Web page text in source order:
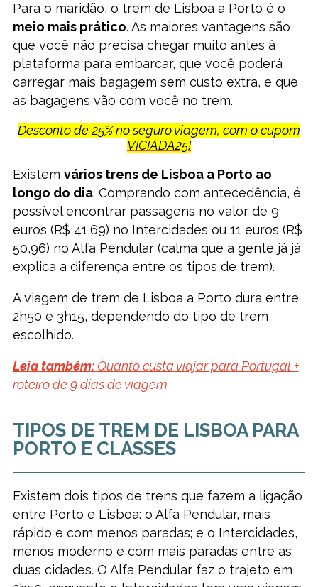
Para o maridão, o trem de Lisboa a Porto é o
meio mais prático. As maiores vantagens são
que você não precisa chegar muito antes à
plataforma para embarcar, que você poderá
carregar mais bagagem sem custo extra, e que
as bagagens vão com você no trem.
Desconto de 25% no seguro viagem, com o cupom
VICIADA25!
Existem vários trens de Lisboa a Porto ao
longo do dia. Comprando com antecedência, é
possível encontrar passagens no valor de 9
euros (R$ 41,69) no Intercidades ou 11 euros (R$
50,96) no Alfa Pendular (calma que a gente já já
explica a diferença entre os tipos de trem).
A viagem de trem de Lisboa a Porto dura entre
2h50 e 3h15, dependendo do tipo de trem
escolhido.
Leia também:Quanto custa viajar para Portugal +
roteiro de 9 dias de viagem
TIPOS DE TREM DE LISBOA PARA
PORTO E CLASSES
Existem dois tipos de trens que fazem a ligação
entre Porto e Lisboa: o Alfa Pendular, mais
rápido e com menos paradas; e o Intercidades,
menos moderno e com mais paradas entre as
duas cidades. O Alfa Pendular faz o trajeto em